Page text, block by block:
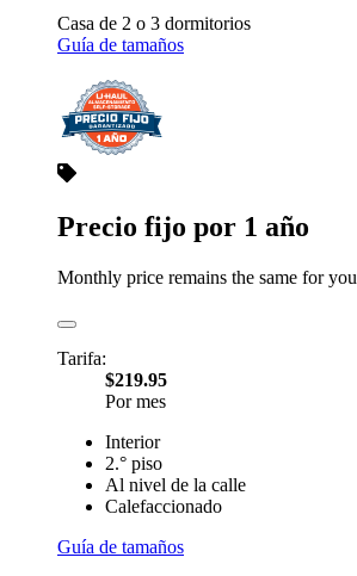
Casa de 2 o 3 dormitorios
Guía de tamaños
Precio fijo por 1 año
Monthly price remains the same for
Tarifa:
$219.95
Por mes
Interior
2.° piso
Al nivel de la calle
Calefaccionado
Guía de tamaños